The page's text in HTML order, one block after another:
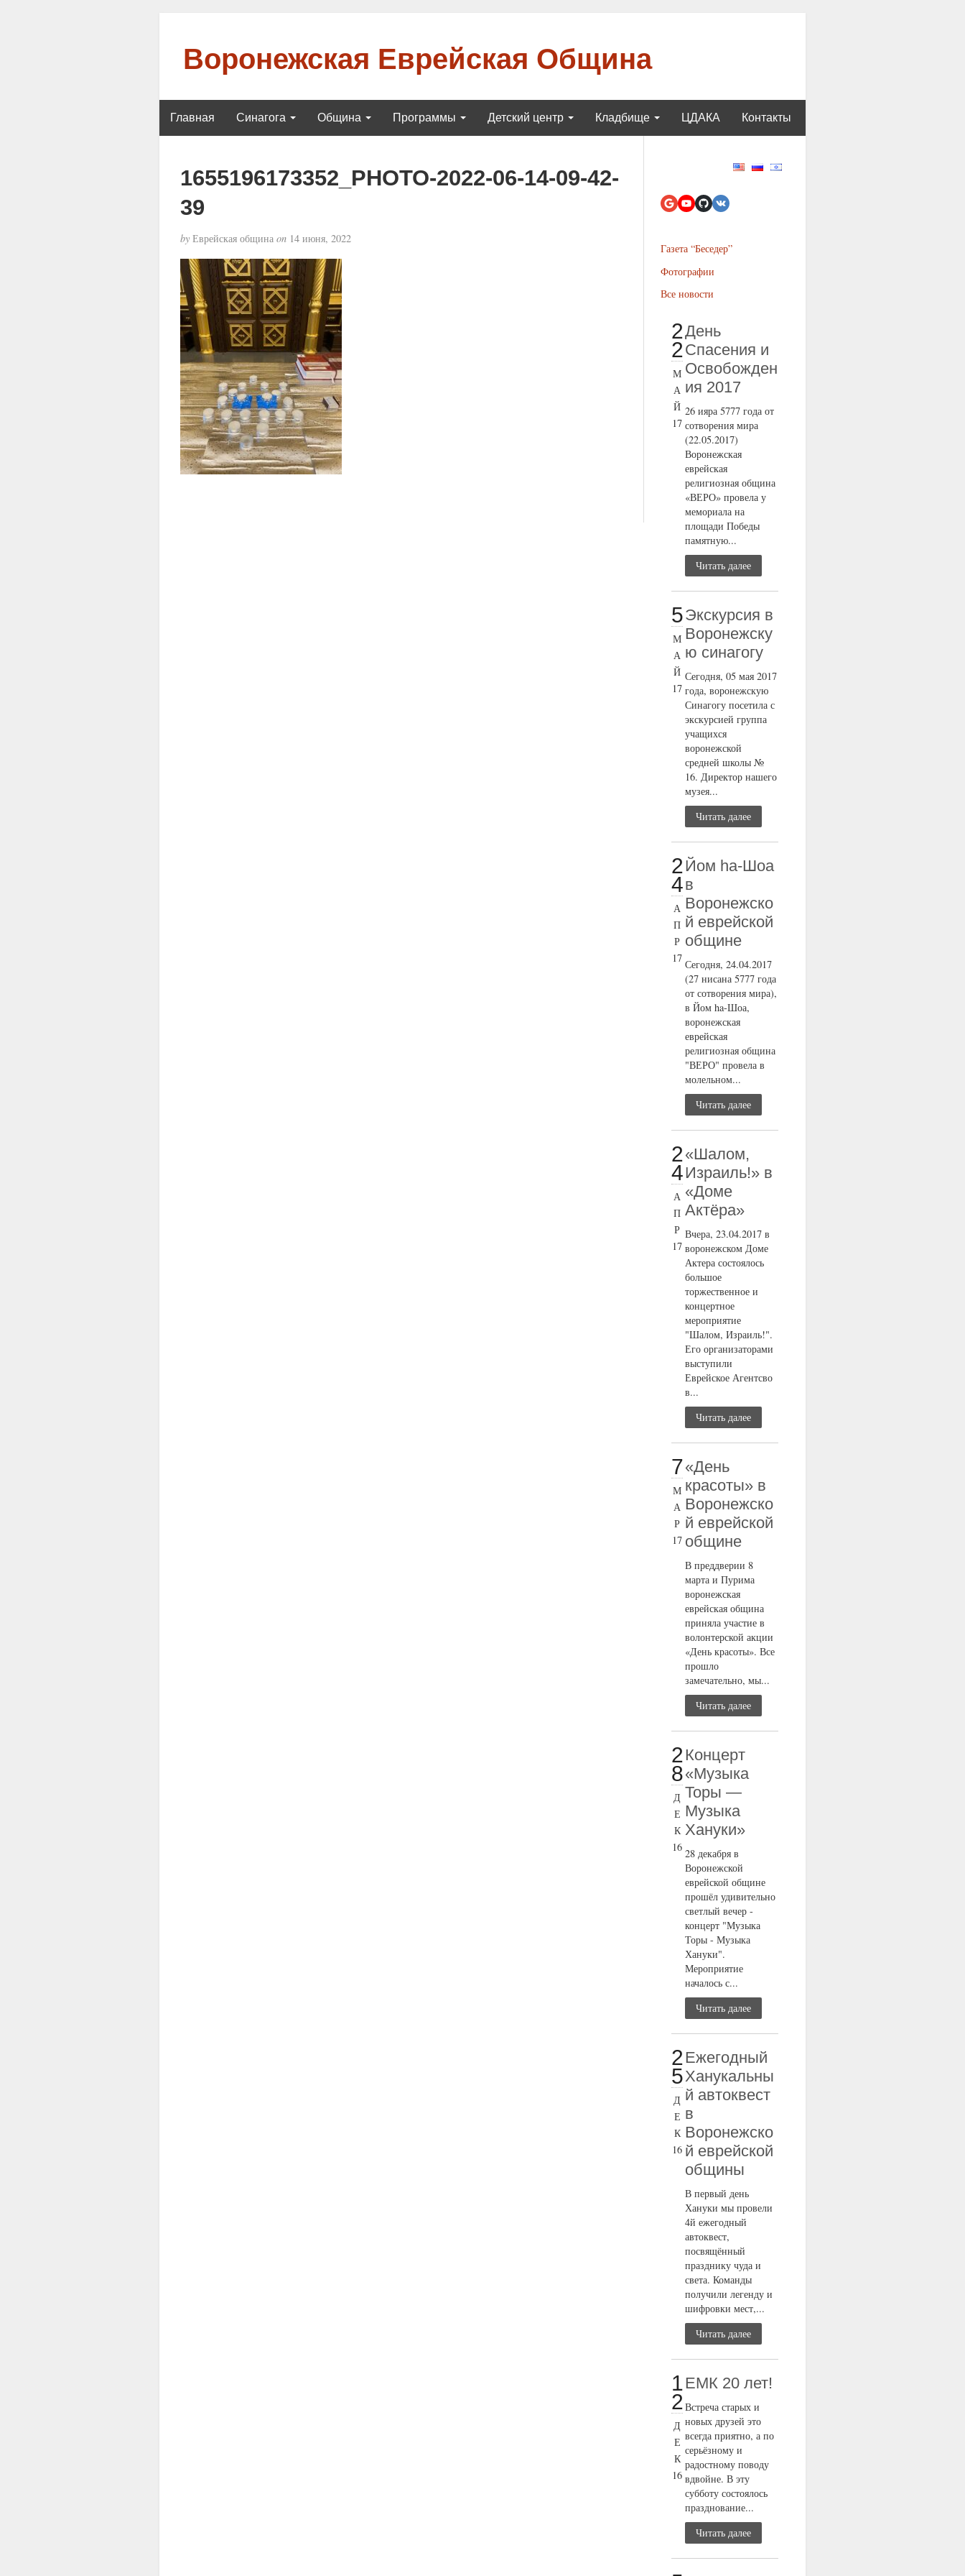
Воронежская Еврейская Община
Главная Синагога Община Программы Детский центр Кладбище ЦДАКА Контакты
1655196173352_PHOTO-2022-06-14-09-42-
39
byЕврейская община on14 июня, 2022
Газета “Беседер”
Фотографии
Все новости
2
2
М
А
Й
17
День
Спасения и
Освобожден
ия 2017
26 ияра 5777 года от
сотворения мира
(22.05.2017)
Воронежская
еврейская
религиозная община
«ВЕРО» провела у
мемориала на
площади Победы
памятную...
Читать далее
5
М
А
Й
17
Экскурсия в
Воронежску
ю синагогу
Сегодня, 05 мая 2017
года, воронежскую
Синагогу посетила с
экскурсией группа
учащихся
воронежской
средней школы №
16. Директор нашего
музея...
Читать далее
2
4
А
П
Р
17
Йом ha-Шоа
в
Воронежско
й еврейской
общине
Сегодня, 24.04.2017
(27 нисана 5777 года
от сотворения мира),
в Йом ha-Шоа,
воронежская
еврейская
религиозная община
"ВЕРО" провела в
молельном...
Читать далее
2
4
А
П
Р
17
«Шалом,
Израиль!» в
«Доме
Актёра»
Вчера, 23.04.2017 в
воронежском Доме
Актера состоялось
большое
торжественное и
концертное
мероприятие
"Шалом, Израиль!".
Его организаторами
выступили
Еврейское Агентсво
в...
Читать далее
7
М
А
Р
17
«День
красоты» в
Воронежско
й еврейской
общине
В преддверии 8
марта и Пурима
воронежская
еврейская община
приняла участие в
волонтерской акции
«День красоты». Все
прошло
замечательно, мы...
Читать далее
2
8
Д
Е
К
16
Концерт
«Музыка
Торы —
Музыка
Хануки»
28 декабря в
Воронежской
еврейской общине
прошёл удивительно
светлый вечер -
концерт "Музыка
Торы - Музыка
Хануки".
Мероприятие
началось с...
Читать далее
2
5
Д
Е
К
16
Ежегодный
Ханукальны
й автоквест
в
Воронежско
й еврейской
общины
В первый день
Хануки мы провели
4й ежегодный
автоквест,
посвящённый
празднику чуда и
света. Команды
получили легенду и
шифровки мест,...
Читать далее
1
2
Д
Е
К
16
ЕМК 20 лет!
Встреча старых и
новых друзей это
всегда приятно, а по
серьёзному и
радостному поводу
вдвойне. В эту
субботу состоялось
празднование...
Читать далее